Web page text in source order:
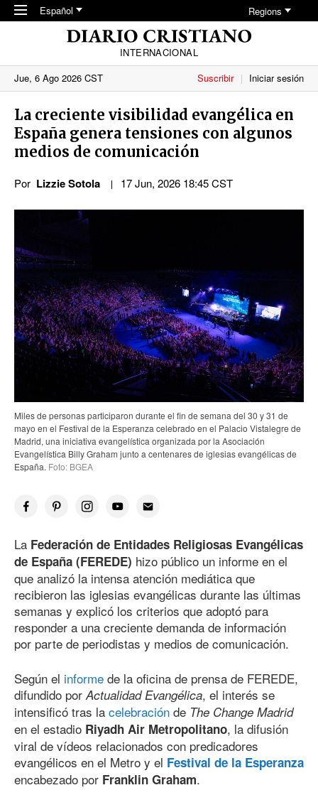
Skip to main content
Español Regions
INTERNACIONAL
Jue, 6 Ago 2026 CST
Suscribir Iniciar sesión
La creciente visibilidad evangélica en
España genera tensiones con algunos
medios de comunicación
Por Lizzie Sotola 17 Jun, 2026 18:45 CST
Miles de personas participaron durante el fin de semana del 30 y 31 de
mayo en el Festival de la Esperanza celebrado en el Palacio Vistalegre de
Madrid, una iniciativa evangelística organizada por la Asociación
Evangelística Billy Graham junto a centenares de iglesias evangélicas de
España. Foto: BGEA
La Federación de Entidades Religiosas Evangélicas
de España (FEREDE) hizo público un informe en el
que analizó la intensa atención mediática que
recibieron las iglesias evangélicas durante las últimas
semanas y explicó los criterios que adoptó para
responder a una creciente demanda de información
por parte de periodistas y medios de comunicación.
Según el informe de la oficina de prensa de FEREDE,
difundido por Actualidad Evangélica, el interés se
intensificó tras la celebración de The Change Madrid
en el estadio Riyadh Air Metropolitano, la difusión
viral de vídeos relacionados con predicadores
evangélicos en el Metro y el Festival de la Esperanza
encabezado por Franklin Graham.